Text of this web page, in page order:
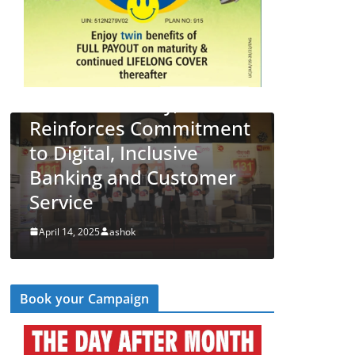
PNB Half Marathon 2025
Unites Citizens in a
‘Cyber Run’ for a Digitally
Secure Bharat
April 14, 2025 ashok
Book your Campaign